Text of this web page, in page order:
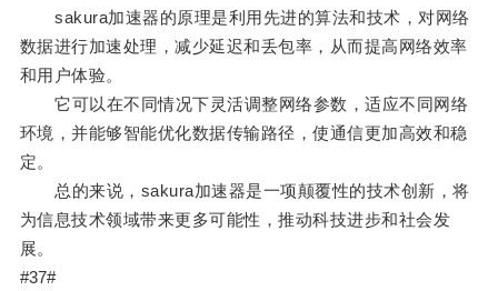
sakura加速器的原理是利用先进的算法和技术，对网络
数据进行加速处理，减少延迟和丢包率，从而提高网络效率
和用户体验。
它可以在不同情况下灵活调整网络参数，适应不同网络
环境，并能够智能优化数据传输路径，使通信更加高效和稳
定。
总的来说，sakura加速器是一项颠覆性的技术创新，将
为信息技术领域带来更多可能性，推动科技进步和社会发
展。
#37#